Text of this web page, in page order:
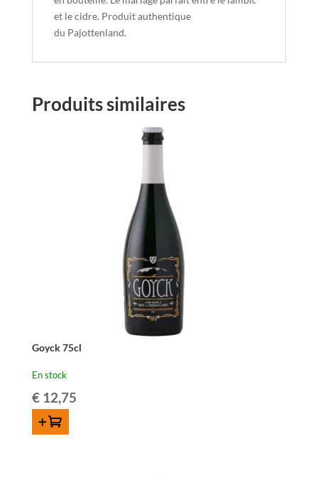
et le cidre. Produit authentique
du Pajottenland.
Produits similaires
Goyck 75cl
En stock
€12,75
AJOUTER AU PANIER